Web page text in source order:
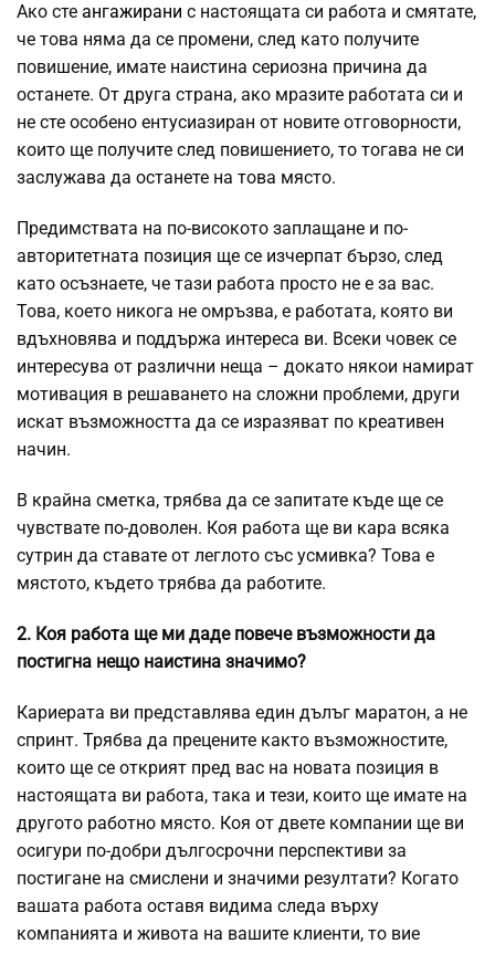
Ако сте ангажирани с настоящата си работа и смятате,
че това няма да се промени, след като получите
повишение, имате наистина сериозна причина да
останете. От друга страна, ако мразите работата си и
не сте особено ентусиазиран от новите отговорности,
които ще получите след повишението, то тогава не си
заслужава да останете на това място.
Предимствата на по-високото заплащане и по-
авторитетната позиция ще се изчерпат бързо, след
като осъзнаете, че тази работа просто не е за вас.
Това, което никога не омръзва, е работата, която ви
вдъхновява и поддържа интереса ви. Всеки човек се
интересува от различни неща – докато някои намират
мотивация в решаването на сложни проблеми, други
искат възможността да се изразяват по креативен
начин.
В крайна сметка, трябва да се запитате къде ще се
чувствате по-доволен. Коя работа ще ви кара всяка
сутрин да ставате от леглото със усмивка? Това е
мястото, където трябва да работите.
2. Коя работа ще ми даде повече възможности да
постигна нещо наистина значимо?
Кариерата ви представлява един дълъг маратон, а не
спринт. Трябва да прецените както възможностите,
които ще се открият пред вас на новата позиция в
настоящата ви работа, така и тези, които ще имате на
другото работно място. Коя от двете компании ще ви
осигури по-добри дългосрочни перспективи за
постигане на смислени и значими резултати? Когато
вашата работа оставя видима следа върху
компанията и живота на вашите клиенти, то вие